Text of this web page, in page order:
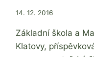
Od
14. 12. 2016
Základní škola a
Klatovy,